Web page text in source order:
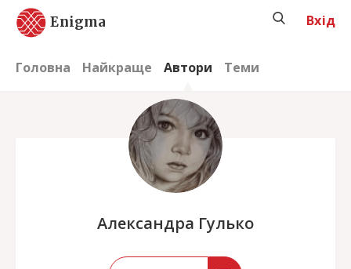
Enigma
Головна Найкраще Автори Теми
Вхід
Александра Гулько